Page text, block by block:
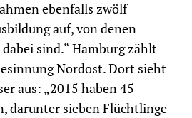
ebenfalls zwölf
auf, von denen
sind.“ Hamburg zählt
Nordost. Dort sieht
aus: „2015 haben 45
darunter sieben Flüchtlinge